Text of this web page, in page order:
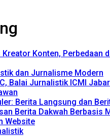
Konten, Perbedaan
dan Jurnalisme Modern
Balai Jurnalistik ICMI Jabar
Berita Langsung dan
Berita Dakwah Berbasis
Website